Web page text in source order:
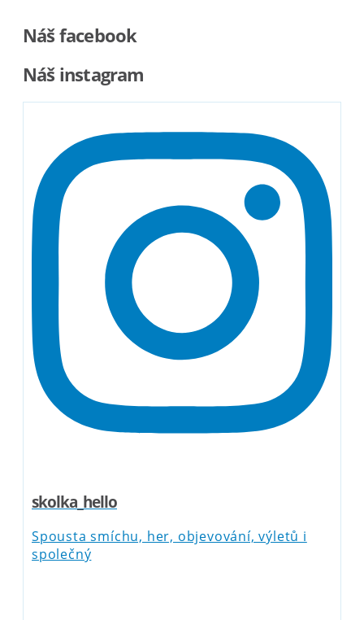
Náš facebook
Náš instagram
skolka_hello
Spousta smíchu, her, objevování, výletů i
společný